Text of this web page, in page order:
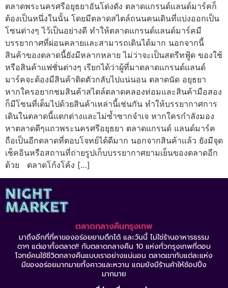
ตลาดพระนครศรีอยุธยาอันโด่งดัง ตลาดแกรนด์แลนด์มาร์คก็
ต้องเป็นหนึ่งในนั้น โดยมีตลาดสไตล์ถนนคนเดินที่แบ่งออกเป็น
โซนต่างๆ ไว้เป็นอย่างดี ทำให้ตลาดแกรนด์แลนด์มาร์คมี
บรรยากาศที่ผ่อนคลายและสามารถเดินได้มาก นอกจากนี้
สินค้าของตลาดนี้ยังมีหลากหลาย ไม่ว่าจะเป็นสตรีทฟู้ด ของใช้
หรือสินค้าแฟชั่นต่างๆ เรียกได้ว่าผู้ที่มาตลาดแกรนด์แลนด์
มาร์คจะต้องมีสินค้าติดตัวกลับไปแน่นอน ตลาดนัด อยุธยา
หากใครอยากชมสินค้าสไตล์ตลาดคลองท่อมและสินค้ามือสอง
ก็มีโซนที่เต็มไปด้วยสินค้าเหล่านี้เช่นกัน ทำให้บรรยากาศการ
เดินในตลาดนี้แตกต่างและไม่ซ้ำซากจำเจ หากใครกำลังมอง
หาตลาดดีๆแถวพระนครศรีอยุธยา ตลาดแกรนด์ แลนด์มาร์ค
ถือเป็นอีกตลาดที่ตอบโจทย์ได้ดีมาก นอกจากสินค้าแล้ว ยังมีจุด
เช็คอินหรือสถานที่ถ่ายรูปเก็บบรรยากาศยามเย็นของตลาดอีก
ด้วย ตลาดโก้งโค้ง […]
ตลาดกลางคืนกรุงเทพ
มาถึงอีกที่ที่หาของอร่อยยามดึกได้ และวันนี้ ไม่ใช่ร้านอาหารธรรม
ดาๆ แต่เอาทั้งตลาด!! กับตลาดกลางคืน 10 แห่งทั่วกรุงเทพที่ตอบ
โจทย์คนใช้ชีวิตกลางคืนแบบเราอย่างแน่นอน ตลาดเขาทับแต่ละแห่ง
มีของอร่อยมากมายทั้งคาวและหวาน แถมยังมีร้านค้าให้ช้อปปิ้ง
มากมาย